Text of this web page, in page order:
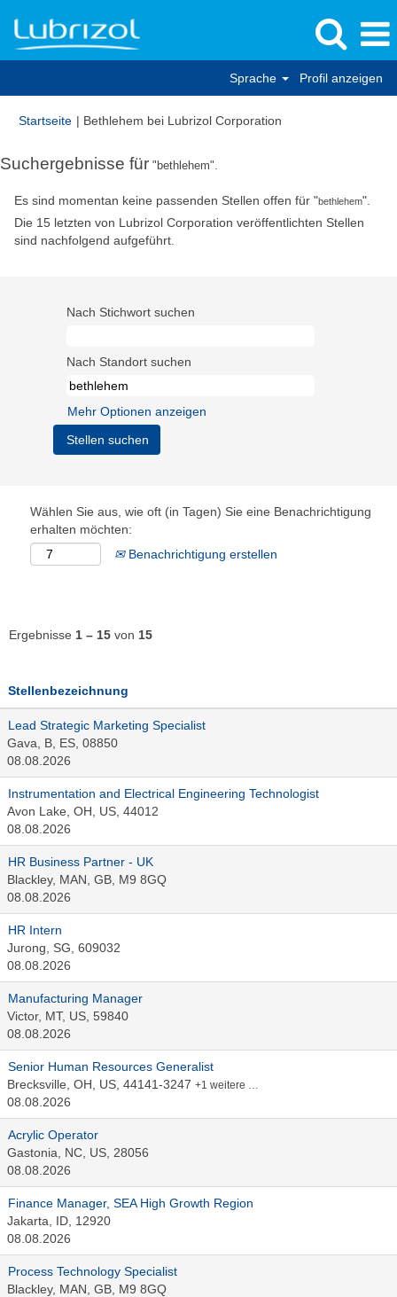
Sprache Profil anzeigen
Startseite | Bethlehem bei Lubrizol Corporation
Suchergebnisse für "bethlehem".
Es sind momentan keine passenden Stellen offen für "bethlehem".
Die 15 letzten von Lubrizol Corporation veröffentlichten Stellen
sind nachfolgend aufgeführt.
Nach Stichwort suchen
Nach Standort suchen
Mehr Optionen anzeigen
Wählen Sie aus, wie oft (in Tagen) Sie eine Benachrichtigung
erhalten möchten:
Benachrichtigung erstellen
Ergebnisse 1 – 15 von 15
Stellenbezeichnung
Lead Strategic Marketing Specialist
Gava, B, ES, 08850
08.08.2026
Instrumentation and Electrical Engineering Technologist
Avon Lake, OH, US, 44012
08.08.2026
HR Business Partner - UK
Blackley, MAN, GB, M9 8GQ
08.08.2026
HR Intern
Jurong, SG, 609032
08.08.2026
Manufacturing Manager
Victor, MT, US, 59840
08.08.2026
Senior Human Resources Generalist
Brecksville, OH, US, 44141-3247 +1 weitere …
08.08.2026
Acrylic Operator
Gastonia, NC, US, 28056
08.08.2026
Finance Manager, SEA High Growth Region
Jakarta, ID, 12920
08.08.2026
Process Technology Specialist
Blackley, MAN, GB, M9 8GQ